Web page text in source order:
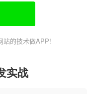
的技术做APP！
实战